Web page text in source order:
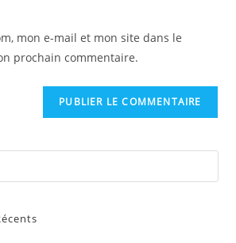
mon e-mail et mon site dans le
prochain commentaire.